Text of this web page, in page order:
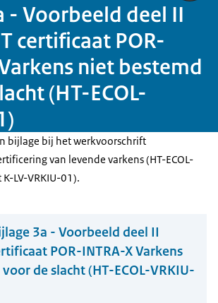
- Voorbeeld deel II
certificaat POR-
niet bestemd
(HT-ECOL-
bijlage bij het werkvoorschrift
van levende varkens (HT-ECOL-
LV-VRKIU-01).
3a - Voorbeeld deel II
POR-INTRA-X Varkens
de slacht (HT-ECOL-VRKIU-